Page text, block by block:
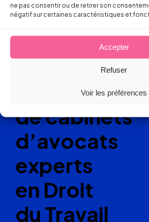
ne pas consentir ou de retirer son
négatif sur certaines caractéristiques et
Accepter
Refuser
Voir les préférences
Ellipse
Réseau
de cabinets
d’avocats
experts
en Droit
du Travail